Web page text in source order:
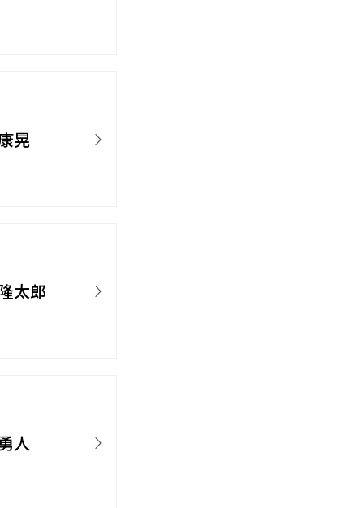
晃
太郎
人